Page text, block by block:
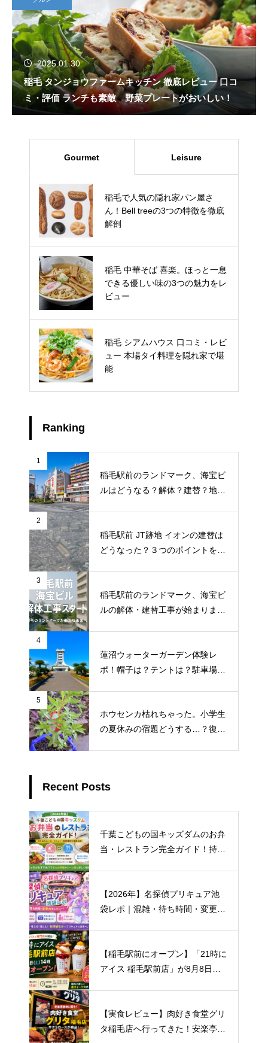
2025.01.30
稲毛 タンジョウファームキッチン 徹底レビュー 口コ
ミ・評価 ランチも素敵 野菜プレートがおいしい！
Gourmet Leisure
稲毛で人気の隠れ家パン屋さ
ん！Bell treeの3つの特徴を徹底
解剖
稲毛 中華そば 喜楽。ほっと一息
できる優しい味の3つの魅力をレ
ビュー
稲毛 シアムハウス 口コミ・レビ
ュー 本場タイ料理を隠れ家で堪
能
千葉市 みつばちファーム の いち
ご狩り 口コミ 料金 予約方法 駐
車場 品種 を徹底ガイド
稲毛浅間神社 初詣 混雑状況は？
行ってみた初詣の3つのポイン
ト！
キッズフェスタ2024 マジシャン
不思議の化学教室に親子で参
加！
Ranking
1
稲毛駅前のランドマーク、海宝ビ
ルはどうなる？解体？建替？地元
2
稲毛駅前 JT跡地 イオンの建替は
どうなった？３つのポイントを調
3
稲毛駅前のランドマーク、海宝ビ
ルの解体・建替工事が始まりまし
4
蓮沼ウォーターガーデン体験レ
ポ！帽子は？テントは？駐車場ま
5
ホウセンカ枯れちゃった。小学生
の夏休みの宿題どうする…？復活
Recent Posts
千葉こどもの国キッズダムのお弁
当・レストラン完全ガイド！持ち
【2026年】名探偵プリキュア池
袋レポ｜混雑・待ち時間・変更点
【稲毛駅前にオープン】「21時に
アイス 稲毛駅前店」が8月8日開
【実食レビュー】肉好き食堂グリ
タ稲毛店へ行ってきた！安楽亭跡